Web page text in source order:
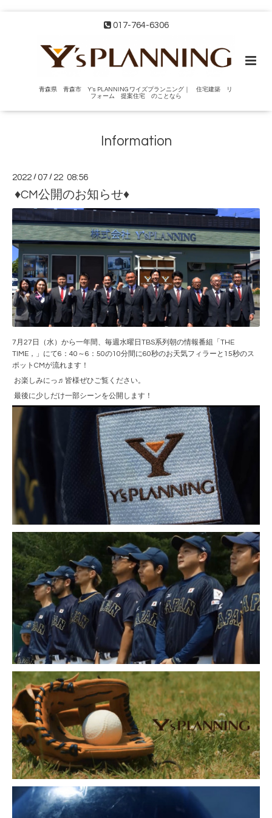
017-764-6306
青森県 青森市 Y's PLANNING ワイズプランニング｜ 住宅建築 リ
フォーム 提案住宅 のことなら
Information
2022 /07 / 22 08:56
♦CM公開のお知らせ♦
7月27日（水）から一年間、毎週水曜日TBS系列朝の情報番組「THE
TIME，」にて6：40～6：50の10分間に60秒のお天気フィラーと15秒のス
ポットCMが流れます！
お楽しみにっ♬皆様ぜひご覧ください。
最後に少しだけ一部シーンを公開します！